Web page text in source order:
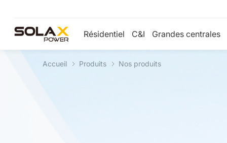
Résidentiel C&I Grandes centrales
Accueil Produits Nos produits